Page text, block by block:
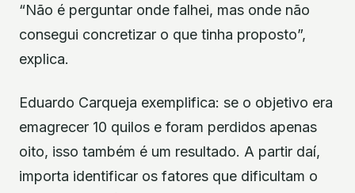
“Não é perguntar onde falhei, mas onde não
consegui concretizar o que tinha proposto”,
explica.
Eduardo Carqueja exemplifica: se o objetivo era
emagrecer 10 quilos e foram perdidos apenas
oito, isso também é um resultado. A partir daí,
importa identificar os fatores que dificultam o